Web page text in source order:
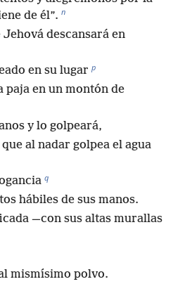
de él”. n
descansará en
en su lugar p
paja en un montón de
y lo golpeará,
al nadar golpea el agua
q
hábiles de sus manos.
—con sus altas murallas
mismísimo polvo.